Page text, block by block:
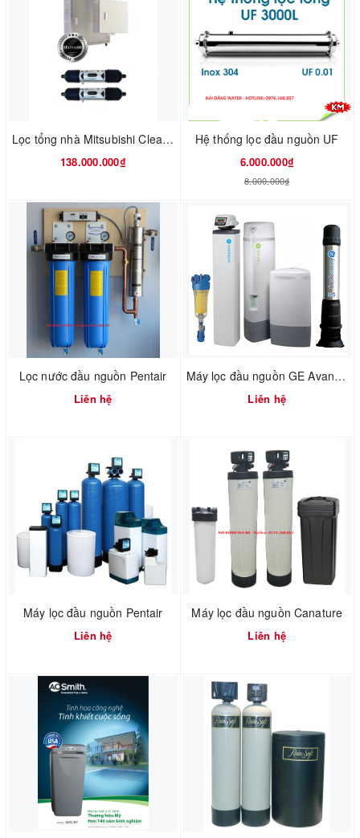
Lọc tổng nhà Mitsubishi Cleansui MPOE-S
138.000.000₫
Hệ thống lọc đầu nguồn UF
6.000.000₫
8.000.000₫
Lọc nước đầu nguồn Pentair
Liên hệ
Máy lọc đầu nguồn GE AvantaPure
Liên hệ
Máy lọc đầu nguồn Pentair
Liên hệ
Máy lọc đầu nguồn Canature
Liên hệ